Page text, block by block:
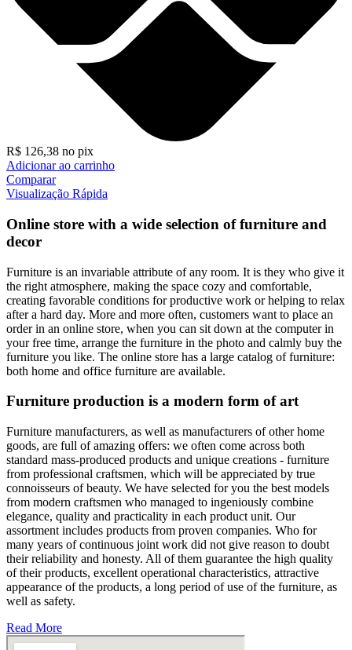
R$ 126,38 no pix
Adicionar ao carrinho
Comparar
Visualização Rápida
Online store with a wide selection of furniture and
decor
Furniture is an invariable attribute of any room. It is they who give it
the right atmosphere, making the space cozy and comfortable,
creating favorable conditions for productive work or helping to relax
after a hard day. More and more often, customers want to place an
order in an online store, when you can sit down at the computer in
your free time, arrange the furniture in the photo and calmly buy the
furniture you like. The online store has a large catalog of furniture:
both home and office furniture are available.
Furniture production is a modern form of art
Furniture manufacturers, as well as manufacturers of other home
goods, are full of amazing offers: we often come across both
standard mass-produced products and unique creations - furniture
from professional craftsmen, which will be appreciated by true
connoisseurs of beauty. We have selected for you the best models
from modern craftsmen who managed to ingeniously combine
elegance, quality and practicality in each product unit. Our
assortment includes products from proven companies. Who for
many years of continuous joint work did not give reason to doubt
their reliability and honesty. All of them guarantee the high quality
of their products, excellent operational characteristics, attractive
appearance of the products, a long period of use of the furniture, as
well as safety.
Read More